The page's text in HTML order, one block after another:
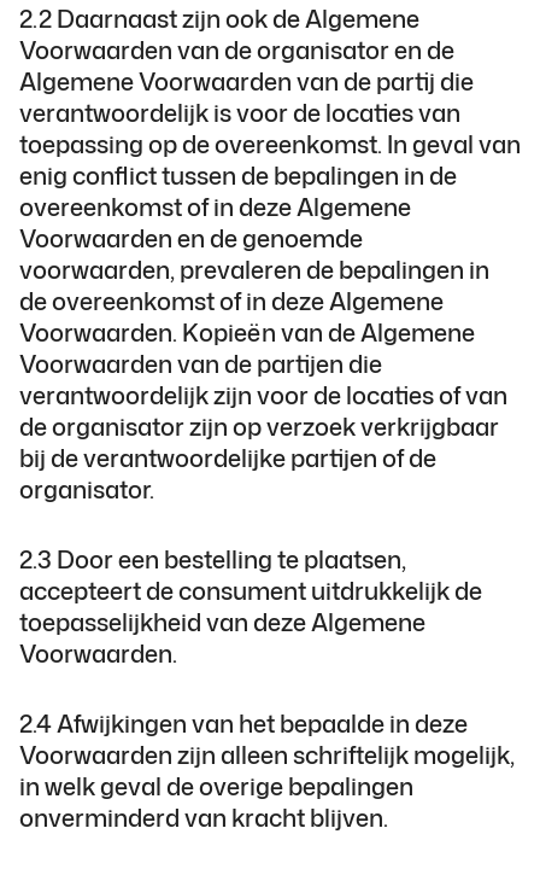
2.2 Daarnaast zijn ook de Algemene
Voorwaarden van de organisator en de
Algemene Voorwaarden van de partij die
verantwoordelijk is voor de locaties van
toepassing op de overeenkomst. In geval van
enig conflict tussen de bepalingen in de
overeenkomst of in deze Algemene
Voorwaarden en de genoemde
voorwaarden, prevaleren de bepalingen in
de overeenkomst of in deze Algemene
Voorwaarden. Kopieën van de Algemene
Voorwaarden van de partijen die
verantwoordelijk zijn voor de locaties of van
de organisator zijn op verzoek verkrijgbaar
bij de verantwoordelijke partijen of de
organisator.
2.3 Door een bestelling te plaatsen,
accepteert de consument uitdrukkelijk de
toepasselijkheid van deze Algemene
Voorwaarden.
2.4 Afwijkingen van het bepaalde in deze
Voorwaarden zijn alleen schriftelijk mogelijk,
in welk geval de overige bepalingen
onverminderd van kracht blijven.